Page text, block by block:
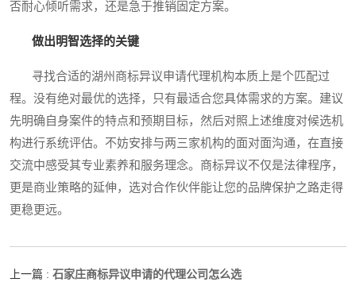
否耐心倾听需求，还是急于推销固定方案。
做出明智选择的关键
寻找合适的湖州商标异议申请代理机构本质上是个匹配过
程。没有绝对最优的选择，只有最适合您具体需求的方案。建议
先明确自身案件的特点和预期目标，然后对照上述维度对候选机
构进行系统评估。不妨安排与两三家机构的面对面沟通，在直接
交流中感受其专业素养和服务理念。商标异议不仅是法律程序，
更是商业策略的延伸，选对合作伙伴能让您的品牌保护之路走得
更稳更远。
上一篇 : 石家庄商标异议申请的代理公司怎么选